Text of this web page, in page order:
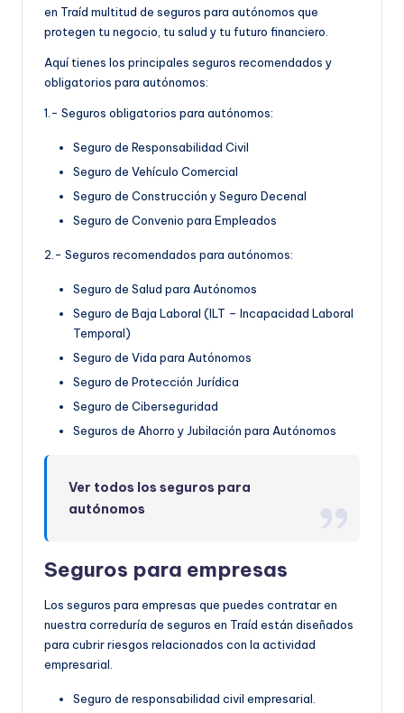
en Traíd multitud de seguros para autónomos que
protegen tu negocio, tu salud y tu futuro financiero.
Aquí tienes los principales seguros recomendados y
obligatorios para autónomos:
1.- Seguros obligatorios para autónomos:
Seguro de Responsabilidad Civil
Seguro de Vehículo Comercial
Seguro de Construcción y Seguro Decenal
Seguro de Convenio para Empleados
2.- Seguros recomendados para autónomos:
Seguro de Salud para Autónomos
Seguro de Baja Laboral (ILT – Incapacidad Laboral
Temporal)
Seguro de Vida para Autónomos
Seguro de Protección Jurídica
Seguro de Ciberseguridad
Seguros de Ahorro y Jubilación para Autónomos
Ver todos los seguros para
autónomos
Seguros para empresas
Los seguros para empresas que puedes contratar en
nuestra correduría de seguros en Traíd están diseñados
para cubrir riesgos relacionados con la actividad
empresarial.
Seguro de responsabilidad civil empresarial.